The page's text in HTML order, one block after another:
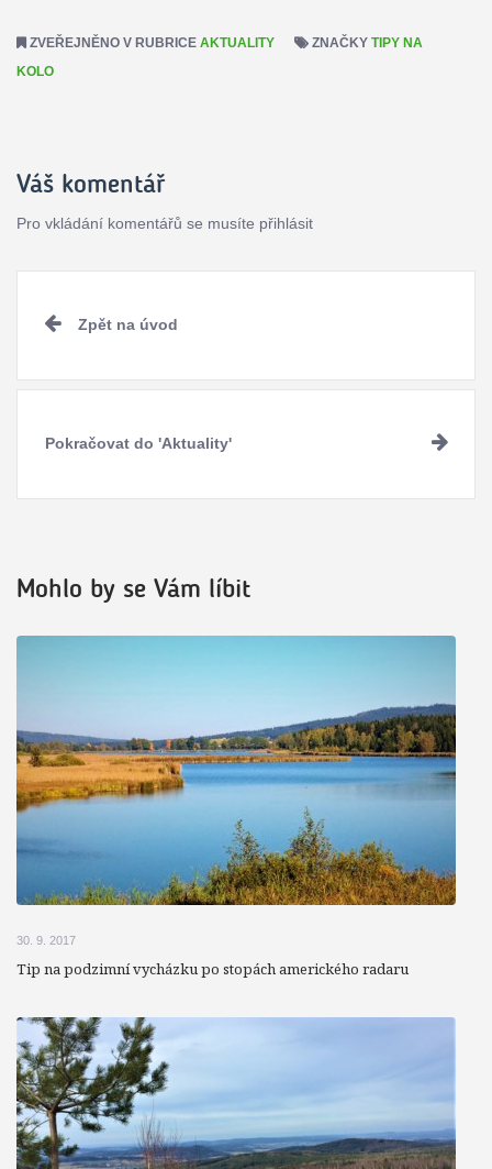
ZVEŘEJNĚNO V RUBRICE AKTUALITY ZNAČKY TIPY NA
KOLO
Váš komentář
Pro vkládání komentářů se musíte přihlásit
Pokračovat
čtení
Zpět na úvod
Pokračovat do 'Aktuality'
Mohlo by se Vám líbit
30. 9. 2017
Tip na podzimní vycházku po stopách amerického radaru